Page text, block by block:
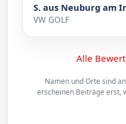
S. aus Neuburg am
VW GOLF
Alle
Namen und Orte sind
erscheinen Beiträge erst,